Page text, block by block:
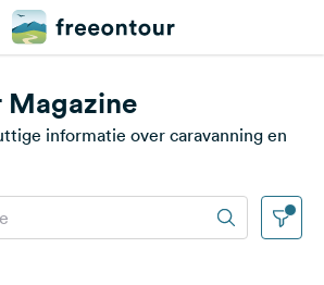
Magazine
informatie over caravanning en